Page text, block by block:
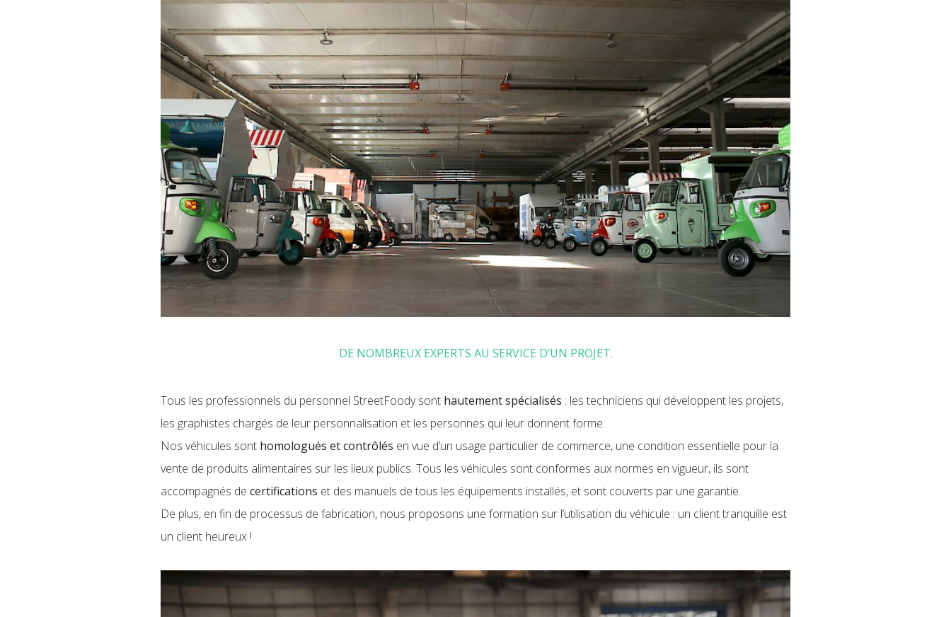
DE NOMBREUX EXPERTS AU SERVICE D’UN PROJET.
Tous les professionnels du personnel StreetFoody sont hautement spécialisés : les techniciens qui développent les projets,
les graphistes chargés de leur personnalisation et les personnes qui leur donnent forme.
Nos véhicules sont homologués et contrôlés en vue d’un usage particulier de commerce, une condition essentielle pour la
vente de produits alimentaires sur les lieux publics. Tous les véhicules sont conformes aux normes en vigueur, ils sont
accompagnés de certifications et des manuels de tous les équipements installés, et sont couverts par une garantie.
De plus, en fin de processus de fabrication, nous proposons une formation sur l’utilisation du véhicule : un client tranquille est
un client heureux !